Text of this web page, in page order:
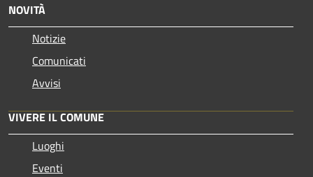
NOVITÀ
Notizie
Comunicati
Avvisi
VIVERE IL COMUNE
Luoghi
Eventi